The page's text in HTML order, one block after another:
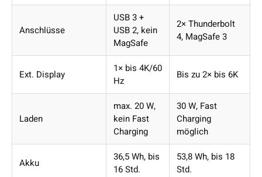
Anschlüsse
USB 3 +
USB 2, kein
MagSafe
2× Thunderbolt
4, MagSafe 3
Ext. Display
1× bis 4K/60
Hz
Bis zu 2× bis 6K
Laden
max. 20 W,
kein Fast
Charging
30 W, Fast
Charging
möglich
Akku
36,5 Wh, bis
16 Std.
53,8 Wh, bis 18
Std.